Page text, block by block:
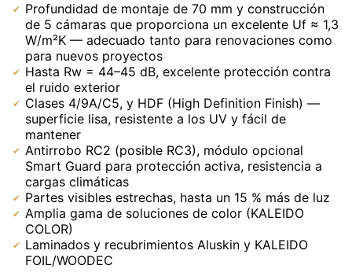
Profundidad de montaje de 70 mm y construcción
de 5 cámaras que proporciona un excelente Uf ≈ 1,3
W/m²K — adecuado tanto para renovaciones como
para nuevos proyectos
Hasta Rw = 44–45 dB, excelente protección contra
el ruido exterior
Clases 4/9A/C5, y HDF (High Definition Finish) —
superficie lisa, resistente a los UV y fácil de
mantener
Antirrobo RC2 (posible RC3), módulo opcional
Smart Guard para protección activa, resistencia a
cargas climáticas
Partes visibles estrechas, hasta un 15 % más de luz
Amplia gama de soluciones de color (KALEIDO
COLOR)
Laminados y recubrimientos Aluskin y KALEIDO
FOIL/WOODEC